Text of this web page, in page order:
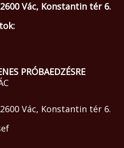
Vác, Konstantin tér 6.
PRÓBAEDZÉSRE
Vác, Konstantin tér 6.